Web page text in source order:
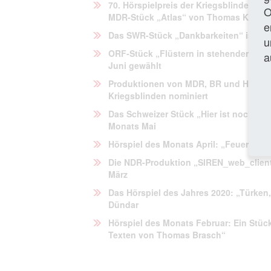
70. Hörspielpreis der Kriegsblinden:
MDR-Stück „Atlas“ von Thomas Köck
Das SWR-Stück „Dankbarkeiten“ ist
ORF-Stück „Flüstern in stehenden
Juni gewählt
Produktionen von MDR, BR und HR für
Kriegsblinden nominiert
Das Schweizer Stück „Hier ist noch
Monats Mai
Hörspiel des Monats April:
Die NDR-Produktion
März
Das Hörspiel des Jahres 2020:
Dündar
Hörspiel des Monats Februar: Ein
Texten von Thomas Brasch“